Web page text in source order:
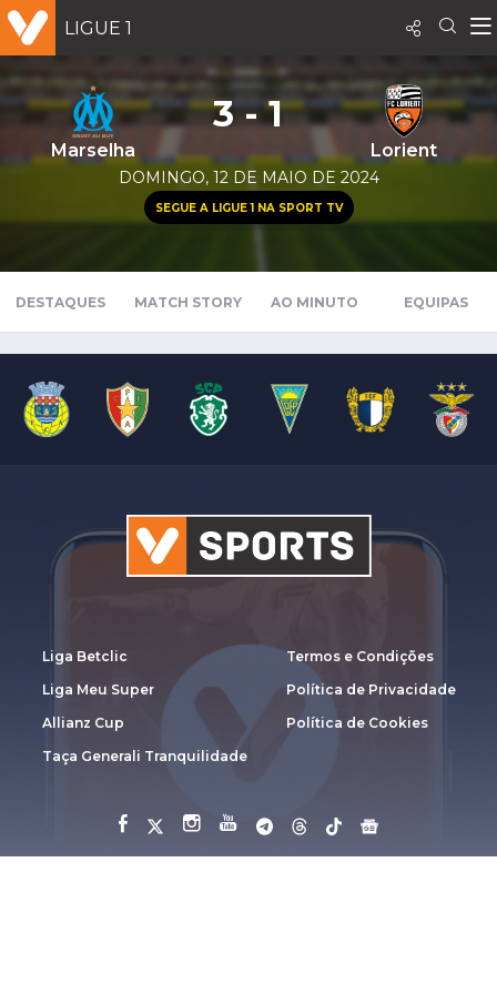
LIGUE 1
Marselha
3 - 1
Lorient
DOMINGO, 12 DE MAIO DE 2024
SEGUE A LIGUE 1 NA SPORT TV
DESTAQUES MATCH STORY AO MINUTO EQUIPAS
Liga Betclic
Liga Meu Super
Allianz Cup
Taça Generali Tranquilidade
Termos e Condições
Política de Privacidade
Política de Cookies